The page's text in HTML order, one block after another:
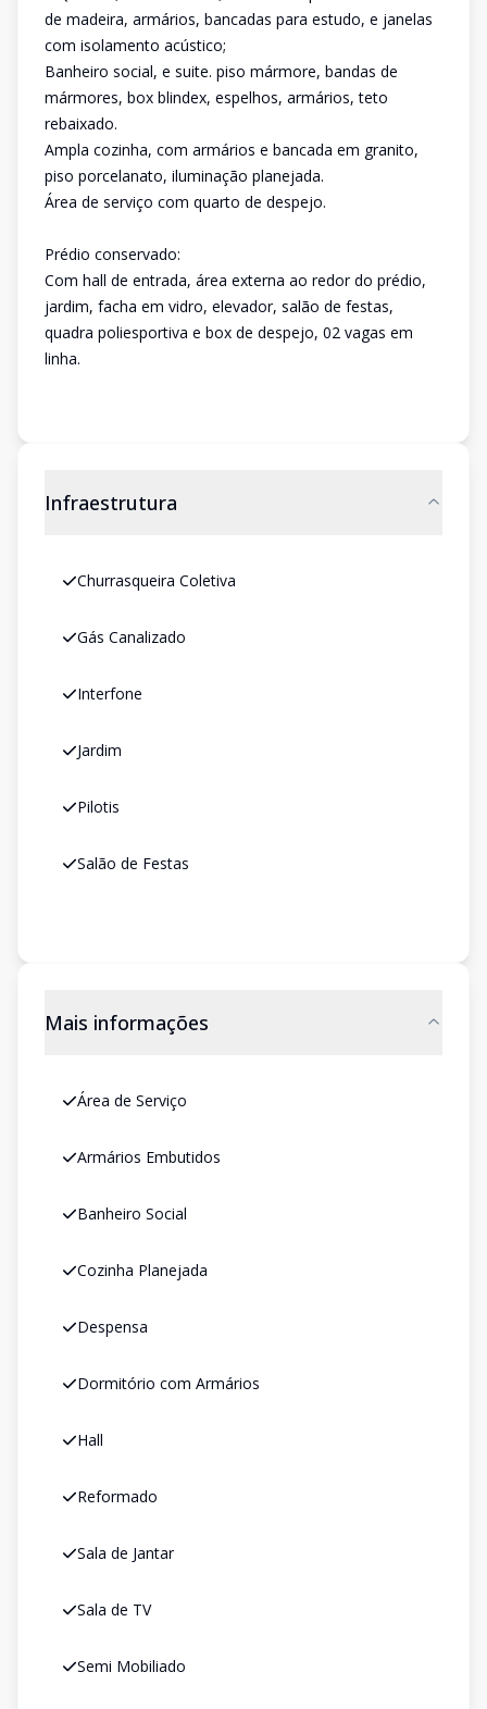
de madeira, armários, bancadas para estudo, e janelas
com isolamento acústico;
Banheiro social, e suite. piso mármore, bandas de
mármores, box blindex, espelhos, armários, teto
rebaixado.
Ampla cozinha, com armários e bancada em granito,
piso porcelanato, iluminação planejada.
Área de serviço com quarto de despejo.
Prédio conservado:
Com hall de entrada, área externa ao redor do prédio,
jardim, facha em vidro, elevador, salão de festas,
quadra poliesportiva e box de despejo, 02 vagas em
linha.
Infraestrutura
Churrasqueira Coletiva
Gás Canalizado
Interfone
Jardim
Pilotis
Salão de Festas
Mais informações
Área de Serviço
Armários Embutidos
Banheiro Social
Cozinha Planejada
Despensa
Dormitório com Armários
Hall
Reformado
Sala de Jantar
Sala de TV
Semi Mobiliado